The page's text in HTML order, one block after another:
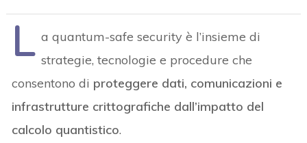
L a quantum-safe security è l’insieme di
strategie, tecnologie e procedure che
consentono di proteggere dati, comunicazioni e
infrastrutture crittografiche dall’impatto del
calcolo quantistico.